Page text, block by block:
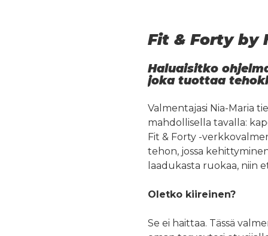
Fit & Forty by
Haluaisitko
joka tuottaa
Valmentajasi Nia-Maria
mahdollisella tavalla:
Fit & Forty -
tehon, jossa
laadukasta ruokaa, niin
Oletko kiireinen?
Se ei haittaa. Tässä